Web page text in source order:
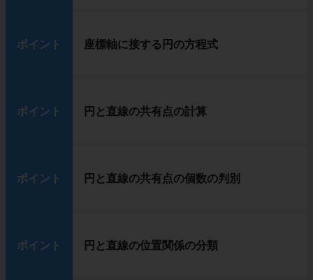
ポイント 座標軸に接する円の方程式
ポイント 円と直線の共有点の計算
ポイント 円と直線の共有点の個数の判別
ポイント 円と直線の位置関係の分類